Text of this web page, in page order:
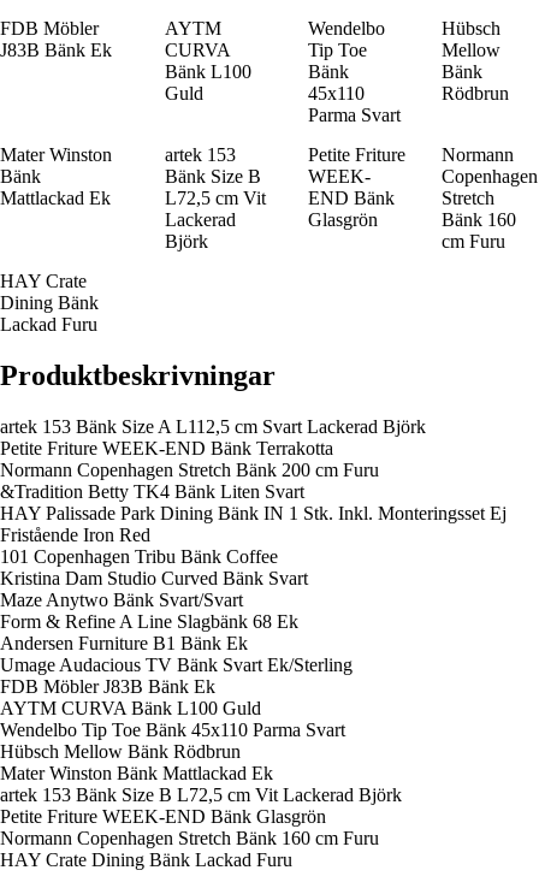
FDB Möbler
J83B Bänk Ek
AYTM
CURVA
Bänk L100
Guld
Wendelbo
Tip Toe
Bänk
45x110
Parma Svart
Hübsch
Mellow
Bänk
Rödbrun
Mater Winston
Bänk
Mattlackad Ek
artek 153
Bänk Size B
L72,5 cm Vit
Lackerad
Björk
Petite Friture
WEEK-
END Bänk
Glasgrön
Normann
Copenhagen
Stretch
Bänk 160
cm Furu
HAY Crate
Dining Bänk
Lackad Furu
Produktbeskrivningar
artek 153 Bänk Size A L112,5 cm Svart Lackerad Björk
Petite Friture WEEK-END Bänk Terrakotta
Normann Copenhagen Stretch Bänk 200 cm Furu
&Tradition Betty TK4 Bänk Liten Svart
HAY Palissade Park Dining Bänk IN 1 Stk. Inkl. Monteringsset Ej
Fristående Iron Red
101 Copenhagen Tribu Bänk Coffee
Kristina Dam Studio Curved Bänk Svart
Maze Anytwo Bänk Svart/Svart
Form & Refine A Line Slagbänk 68 Ek
Andersen Furniture B1 Bänk Ek
Umage Audacious TV Bänk Svart Ek/Sterling
FDB Möbler J83B Bänk Ek
AYTM CURVA Bänk L100 Guld
Wendelbo Tip Toe Bänk 45x110 Parma Svart
Hübsch Mellow Bänk Rödbrun
Mater Winston Bänk Mattlackad Ek
artek 153 Bänk Size B L72,5 cm Vit Lackerad Björk
Petite Friture WEEK-END Bänk Glasgrön
Normann Copenhagen Stretch Bänk 160 cm Furu
HAY Crate Dining Bänk Lackad Furu